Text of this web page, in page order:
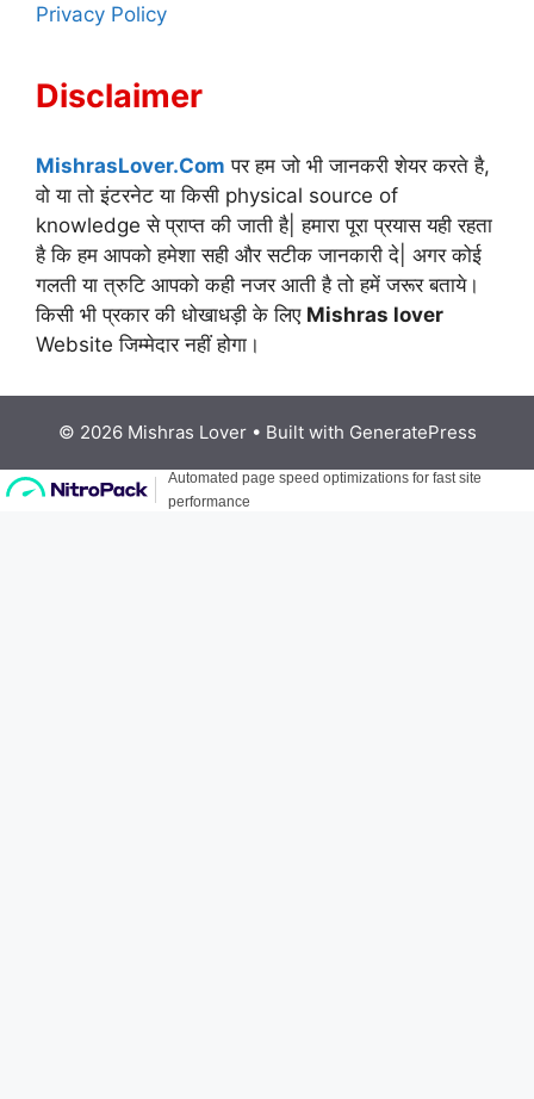
Privacy Policy
Disclaimer
MishrasLover.Com पर हम जो भी जानकरी शेयर करते है,
वो या तो इंटरनेट या किसी physical source of
knowledge से प्राप्त की जाती है| हमारा पूरा प्रयास यही रहता
है कि हम आपको हमेशा सही और सटीक जानकारी दे| अगर कोई
गलती या त्रुटि आपको कही नजर आती है तो हमें जरूर बताये।
किसी भी प्रकार की धोखाधड़ी के लिए Mishras lover
Website जिम्मेदार नहीं होगा।
© 2026 Mishras Lover• Built with GeneratePress